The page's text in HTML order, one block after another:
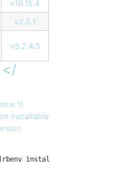
v10.15.4
v2.5.1
v5.2.4.3
</
1)
installable
install --list